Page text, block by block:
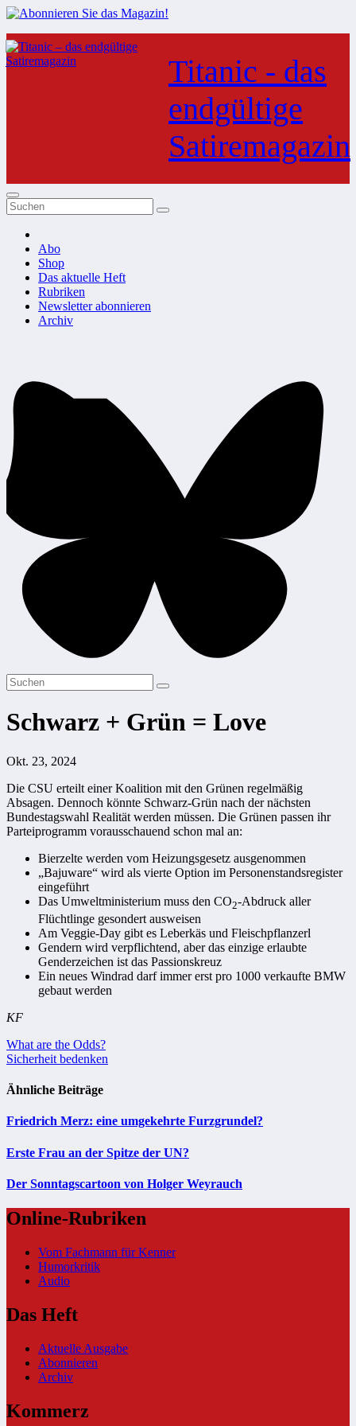
Zum
Inhalt
springen
Titanic - das
endgültige
Satiremagazin
Abo
Shop
Das aktuelle Heft
Rubriken
Newsletter abonnieren
Archiv
Schwarz + Grün = Love
Okt. 23, 2024
Die CSU erteilt einer Koalition mit den Grünen regelmäßig
Absagen. Dennoch könnte Schwarz-Grün nach der nächsten
Bundestagswahl Realität werden müssen. Die Grünen passen ihr
Parteiprogramm vorausschauend schon mal an:
Bierzelte werden vom Heizungsgesetz ausgenommen
„Bajuware“ wird als vierte Option im Personenstandsregister
eingeführt
Das Umweltministerium muss den CO2-Abdruck aller
Flüchtlinge gesondert ausweisen
Am Veggie-Day gibt es Leberkäs und Fleischpflanzerl
Gendern wird verpflichtend, aber das einzige erlaubte
Genderzeichen ist das Passionskreuz
Ein neues Windrad darf immer erst pro 1000 verkaufte BMW
gebaut werden
KF
Beitragsnavigation
What are the Odds?
Sicherheit bedenken
Ähnliche Beiträge
Friedrich Merz: eine umgekehrte Furzgrundel?
Erste Frau an der Spitze der UN?
Der Sonntagscartoon von Holger Weyrauch
Online-Rubriken
Vom Fachmann für Kenner
Humorkritik
Audio
Das Heft
Aktuelle Ausgabe
Abonnieren
Archiv
Kommerz